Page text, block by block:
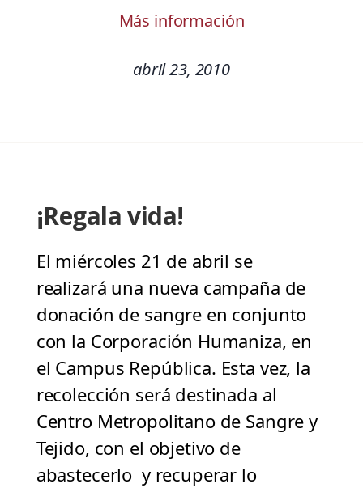
Más información
abril 23, 2010
¡Regala vida!
El miércoles 21 de abril se
realizará una nueva campaña de
donación de sangre en conjunto
con la Corporación Humaniza, en
el Campus República. Esta vez, la
recolección será destinada al
Centro Metropolitano de Sangre y
Tejido, con el objetivo de
abastecerlo y recuperar lo